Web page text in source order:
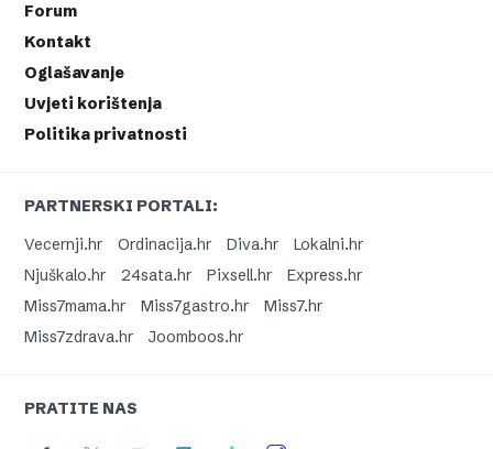
Forum
Kontakt
Oglašavanje
Uvjeti korištenja
Politika privatnosti
PARTNERSKI PORTALI:
Vecernji.hr
Ordinacija.hr Diva.hr
Lokalni.hr
Njuškalo.hr
24sata.hr Pixsell.hr
Express.hr
Miss7mama.hr
Miss7gastro.hr
Miss7.hr
Miss7zdrava.hr
Joomboos.hr
PRATITE NAS